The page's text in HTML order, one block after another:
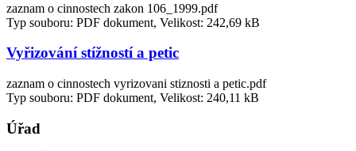
zaznam o cinnostech zakon 106_1999.pdf
Typ souboru: PDF dokument, Velikost: 242,69 kB
Vyřizování stížností a petic
zaznam o cinnostech vyrizovani stiznosti a petic.pdf
Typ souboru: PDF dokument, Velikost: 240,11 kB
Úřad